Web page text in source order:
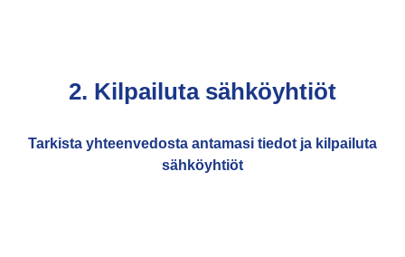
2. Kilpailuta sähköyhtiöt
Tarkista yhteenvedosta antamasi tiedot ja kilpailuta
sähköyhtiöt